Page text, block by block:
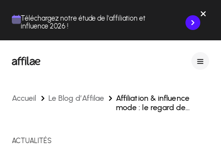
Téléchargez notre étude de l'affiliation et
influence 2026 !
Accueil Le Blog d’Affilae
Affiliation & influence
mode : le regard de
ACTUALITÉS